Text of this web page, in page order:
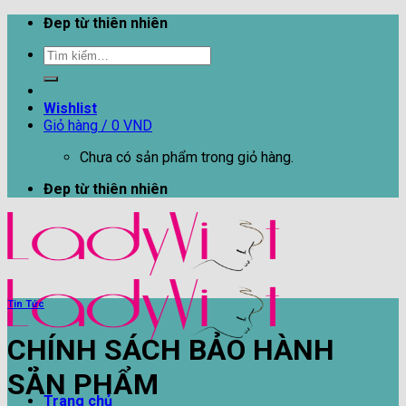
Skip
content
Đep từ thiên nhiên
Tìm
kiếm:
Wishlist
Giỏ hàng / 0 VND
Chưa có sản phẩm trong giỏ hàng.
Đep từ thiên nhiên
Trang chủ
Tin Tức
CHÍNH SÁCH BẢO HÀNH
SẢN PHẨM